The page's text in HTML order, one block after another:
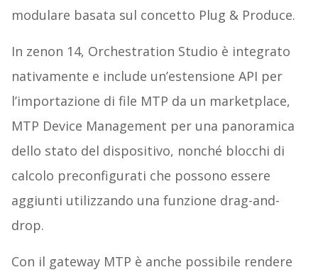
modulare basata sul concetto Plug & Produce.
In zenon 14, Orchestration Studio è integrato
nativamente e include un’estensione API per
l’importazione di file MTP da un marketplace,
MTP Device Management per una panoramica
dello stato del dispositivo, nonché blocchi di
calcolo preconfigurati che possono essere
aggiunti utilizzando una funzione drag-and-
drop.
Con il gateway MTP è anche possibile rendere